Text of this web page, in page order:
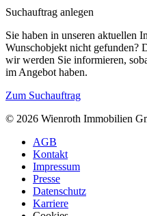
Suchauftrag anlegen
Sie haben in unseren aktuellen
Wunschobjekt nicht gefunden?
wir werden Sie informieren,
im Angebot haben.
Zum Suchauftrag
© 2026 Wienroth Immobilien
AGB
Kontakt
Impressum
Presse
Datenschutz
Karriere